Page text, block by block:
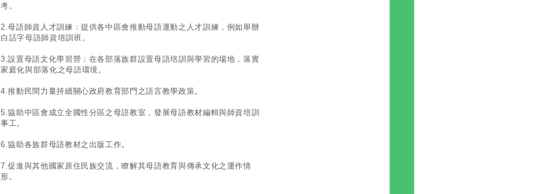
考。
2.母語師資人才訓練：提供各中區會推動母語運動之人才訓練，例如舉辦
白話字母語師資培訓班。
3.設置母語文化學習營：在各部落族群設置母語培訓與學習的場地，落實
家庭化與部落化之母語環境。
4.推動民間力量持續關心政府教育部門之語言教學政策。
5.協助中區會成立全國性分區之母語教室，發展母語教材編輯與師資培訓
事工。
6.協助各族群母語教材之出版工作。
7.促進與其他國家原住民族交流，瞭解其母語教育與傳承文化之運作情
形。